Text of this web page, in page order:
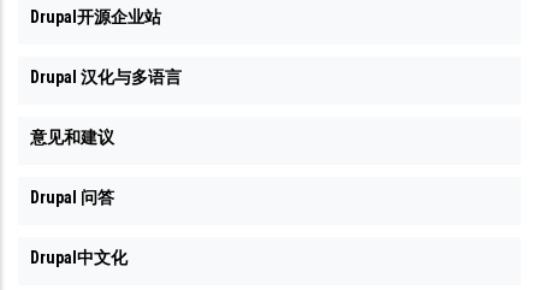
Drupal开源企业站
Drupal 汉化与多语言
意见和建议
Drupal 问答
Drupal中文化